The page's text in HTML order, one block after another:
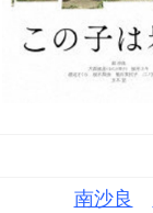
南沙良